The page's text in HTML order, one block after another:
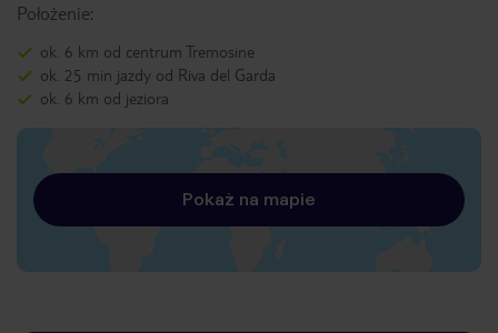
Położenie:
ok. 6 km od centrum Tremosine
ok. 25 min jazdy od Riva del Garda
ok. 6 km od jeziora
Pokaż na mapie